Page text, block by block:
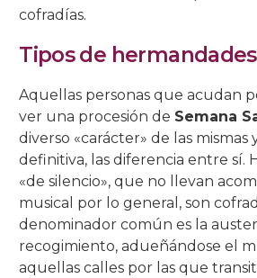
Patio del Pozo
C/ Zarco, 15.
cofradías.
Tipos de hermandades
Aquellas personas que acudan
ver una procesión de Semana
diverso «carácter» de las mismas
definitiva, las diferencia entre sí.
«de silencio», que no llevan
musical por lo general, son
denominador común es la
recogimiento, adueñándose el
aquellas calles por las que